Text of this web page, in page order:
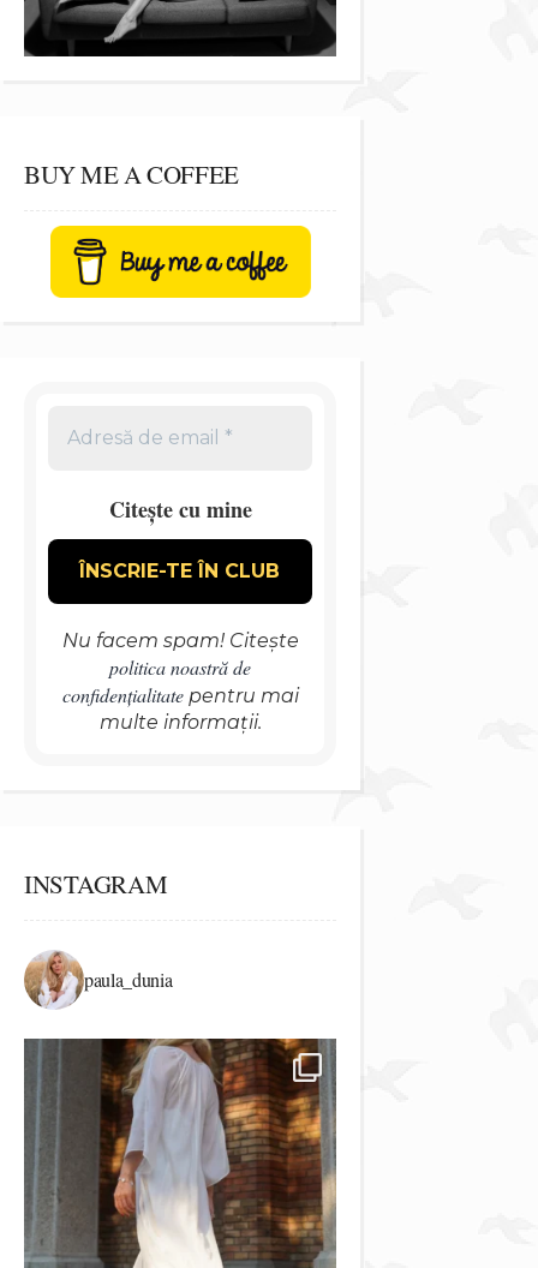
BUY ME A COFFEE
Citește cu mine
Nu facem spam! Citește
politica noastră de
confidențialitatepentru mai
multe informații.
INSTAGRAM
paula_dunia